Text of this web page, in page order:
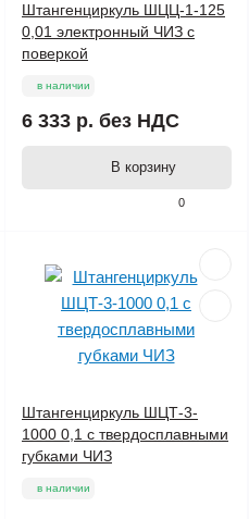
0
Штангенциркуль ШЦЦ-1-125
0,01 электронный ЧИЗ c
поверкой
в наличии
6 333 р. без НДС
В корзину
Штангенциркуль ШЦТ-3-
1000 0,1 с твердосплавными
губками ЧИЗ
в наличии